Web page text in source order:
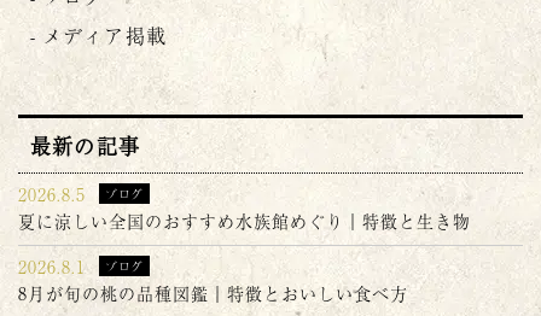
メディア掲載
最新の記事
2026.8.5 ブログ
夏に涼しい全国のおすすめ水族館めぐり｜特徴と生き物
2026.8.1
ブログ
8月が旬の桃の品種図鑑｜特徴とおいしい食べ方